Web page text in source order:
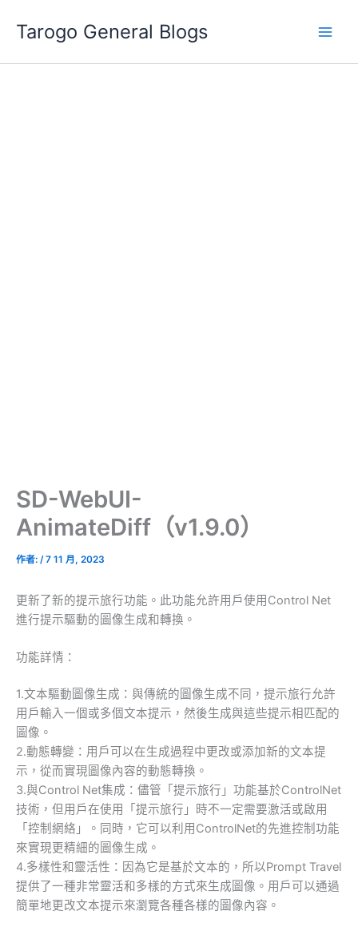
要
Tarogo General Blogs
SD-WebUI-
AnimateDiff（v1.9.0）
作者: /7 11 月, 2023
更新了新的提示旅行功能。此功能允許用戶使用Control Net
進行提示驅動的圖像生成和轉換。
功能詳情：
1.文本驅動圖像生成：與傳統的圖像生成不同，提示旅行允許
用戶輸入一個或多個文本提示，然後生成與這些提示相匹配的
圖像。
2.動態轉變：用戶可以在生成過程中更改或添加新的文本提
示，從而實現圖像內容的動態轉換。
3.與Control Net集成：儘管「提示旅行」功能基於ControlNet
技術，但用戶在使用「提示旅行」時不一定需要激活或啟用
「控制網絡」。同時，它可以利用ControlNet的先進控制功能
來實現更精細的圖像生成。
4.多樣性和靈活性：因為它是基於文本的，所以Prompt Travel
提供了一種非常靈活和多樣的方式來生成圖像。用戶可以通過
簡單地更改文本提示來瀏覽各種各樣的圖像內容。